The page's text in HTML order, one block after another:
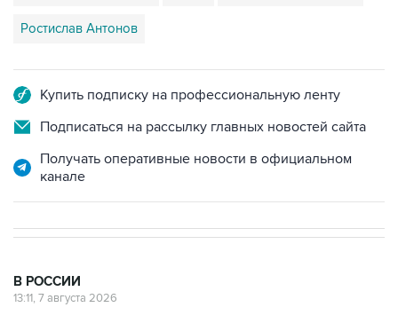
Ростислав Антонов
Купить подписку на профессиональную ленту
Подписаться на рассылку главных новостей сайта
Получать оперативные новости в официальном
канале
В РОССИИ
13:11, 7 августа 2026